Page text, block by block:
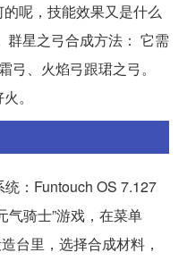
呢，技能效果又是什么
群星之弓合成方法： 它需
、火焰弓跟珺之弓。
。
：Funtouch OS 7.127
气骑士”游戏，在菜单
台里，选择合成材料，